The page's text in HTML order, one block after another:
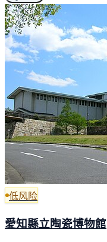
低风险
愛知縣立陶瓷博物館